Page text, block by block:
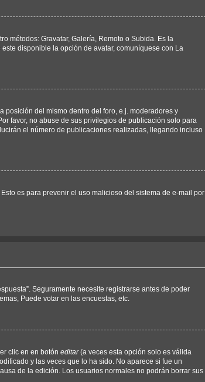
métodos: Gravatar, Galería, Remoto o Subida. Es la
disponible la opción de avatar, comuníquese con La
del mismo dentro del foro, e.j. moderadores y
favor, no abuse de sus privilegios de publicación solo para
el número de publicaciones realizadas, llegando incluso
es para prevenir el uso malicioso del sistema de e-mail por
Seguramente necesite registrarse antes de poder
Puede votar en las encuestas, etc.
clic en en botón editar(a veces esta opción solo es válida
y las veces que lo ha sido. No aparece si fue un
de la edición. Los usuarios normales no podrán borrar sus